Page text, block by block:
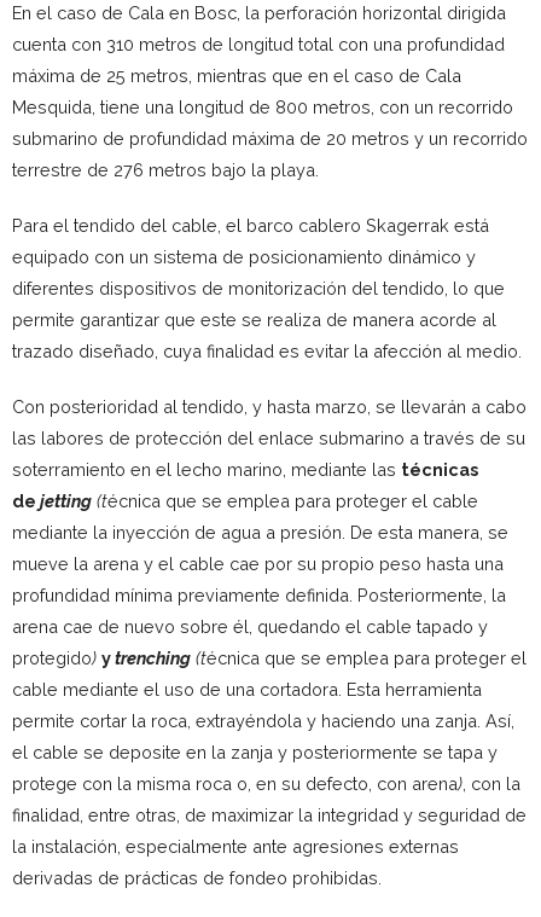
En el caso de Cala en Bosc, la perforación horizontal dirigida
cuenta con 310 metros de longitud total con una profundidad
máxima de 25 metros, mientras que en el caso de Cala
Mesquida, tiene una longitud de 800 metros, con un recorrido
submarino de profundidad máxima de 20 metros y un recorrido
terrestre de 276 metros bajo la playa.
Para el tendido del cable, el barco cablero Skagerrak está
equipado con un sistema de posicionamiento dinámico y
diferentes dispositivos de monitorización del tendido, lo que
permite garantizar que este se realiza de manera acorde al
trazado diseñado, cuya finalidad es evitar la afección al medio.
Con posterioridad al tendido, y hasta marzo, se llevarán a cabo
las labores de protección del enlace submarino a través de su
soterramiento en el lecho marino, mediante las técnicas
de jetting (técnica que se emplea para proteger el cable
mediante la inyección de agua a presión. De esta manera, se
mueve la arena y el cable cae por su propio peso hasta una
profundidad mínima previamente definida. Posteriormente, la
arena cae de nuevo sobre él, quedando el cable tapado y
protegido) ytrenching (técnica que se emplea para proteger el
cable mediante el uso de una cortadora. Esta herramienta
permite cortar la roca, extrayéndola y haciendo una zanja. Así,
el cable se deposite en la zanja y posteriormente se tapa y
protege con la misma roca o, en su defecto, con arena) , con la
finalidad, entre otras, de maximizar la integridad y seguridad de
la instalación, especialmente ante agresiones externas
derivadas de prácticas de fondeo prohibidas.